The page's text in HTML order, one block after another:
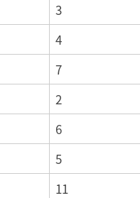
3
4
7
2
6
5
11